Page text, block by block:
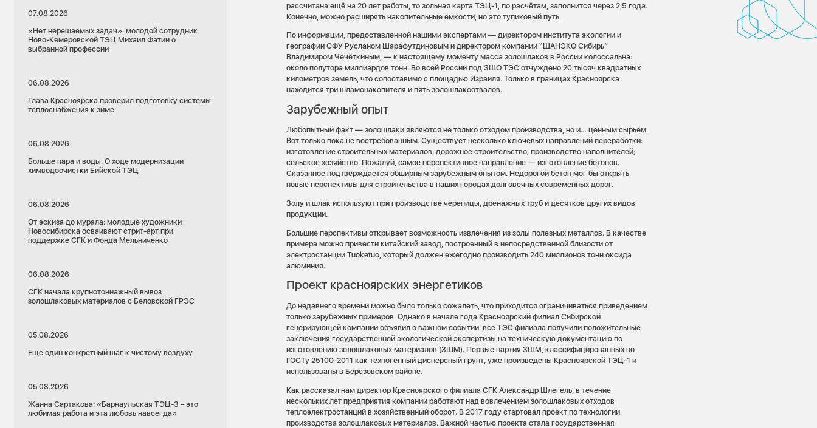
07.08.2026
«Нет нерешаемых задач»: молодой сотрудник
Ново-Кемеровской ТЭЦ Михаил Фатин о
выбранной профессии
06.08.2026
Глава Красноярска проверил подготовку системы
теплоснабжения к зиме
06.08.2026
Больше пара и воды. О ходе модернизации
химводоочистки Бийской ТЭЦ
06.08.2026
От эскиза до мурала: молодые художники
Новосибирска осваивают стрит-арт при
поддержке СГК и Фонда Мельниченко
06.08.2026
СГК начала крупнотоннажный вывоз
золошлаковых материалов с Беловской ГРЭС
05.08.2026
Еще один конкретный шаг к чистому воздуху
05.08.2026
Жанна Сартакова: «Барнаульская ТЭЦ-3 – это
любимая работа и эта любовь навсегда»
рассчитана ещё на 20 лет работы, то зольная карта ТЭЦ-1, по расчётам, заполнится через 2,5 года.
Конечно, можно расширять накопительные ёмкости, но это тупиковый путь.
По информации, предоставленной нашими экспертами — директором института экологии и
географии СФУ Русланом Шарафутдиновым и директором компании “ШАНЭКО Сибирь”
Владимиром Чечёткиным, — к настоящему моменту масса золошлаков в России колоссальна:
около полутора миллиардов тонн. Во всей России под ЗШО ТЭС отчуждено 20 тысяч квадратных
километров земель, что сопоставимо с площадью Израиля. Только в границах Красноярска
находится три шламонакопителя и пять золошлакоотвалов.
Зарубежный опыт
Любопытный факт — золошлаки являются не только отходом производства, но и… ценным сырьём.
Вот только пока не востребованным. Существует несколько ключевых направлений переработки:
изготовление строительных материалов, дорожное строительство; производство наполнителей;
сельское хозяйство. Пожалуй, самое перспективное направление — изготовление бетонов.
Сказанное подтверждается обширным зарубежным опытом. Недорогой бетон мог бы открыть
новые перспективы для строительства в наших городах долговечных современных дорог.
Золу и шлак используют при производстве черепицы, дренажных труб и десятков других видов
продукции.
Большие перспективы открывает возможность извлечения из золы полезных металлов. В качестве
примера можно привести китайский завод, построенный в непосредственной близости от
электростанции Tuoketuo, который должен ежегодно производить 240 миллионов тонн оксида
алюминия.
Проект красноярских энергетиков
До недавнего времени можно было только сожалеть, что приходится ограничиваться приведением
только зарубежных примеров. Однако в начале года Красноярский филиал Сибирской
генерирующей компании объявил о важном событии: все ТЭС филиала получили положительные
заключения государственной экологической экспертизы на техническую документацию по
изготовлению золошлаковых материалов (ЗШМ). Первые партия ЗШМ, классифицированных по
ГОСТу 25100-2011 как техногенный дисперсный грунт, уже произведены Красноярской ТЭЦ-1 и
использованы в Берёзовском районе.
Как рассказал нам директор Красноярского филиала СГК Александр Шлегель, в течение
нескольких лет предприятия компании работают над вовлечением золошлаковых отходов
теплоэлектростанций в хозяйственный оборот. В 2017 году стартовал проект по технологии
производства золошлаковых материалов. Важной частью проекта стала государственная